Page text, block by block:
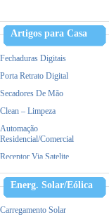
Tratamento capilar
Maquina de Tosa
Artigos para Casa
Fechaduras Digitais
Porta Retrato Digital
Secadores De Mão
Clean – Limpeza
Automação
Residencial/Comercial
Receptor Via Satelite
Ar Condicionado
Triturador De Papel
Accessorios
Energ. Solar/Eólica
Carregamento Solar